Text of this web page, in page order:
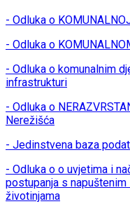
- Odluka o
- Odluka o
- Odluka o komunalnim
infrastrukturi
- Odluka o
Nerežišća
- Jedinstvena baza
- Odluka o o uvjetima i
postupanja s
životinjama